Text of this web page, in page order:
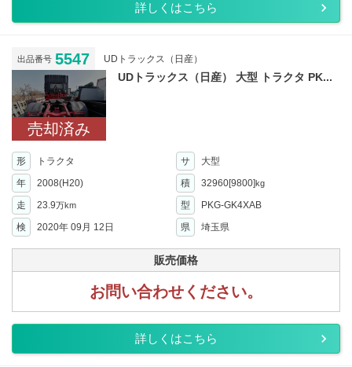
詳しくはこちら
出品番号 5547 UDトラックス（日産）
売却済み
UDトラックス（日産） 大型 トラクタ PK...
形 トラクタ サ
大型
年
2008(H20) 積 32960[9800]kg
走 23.9万km 型
PKG-GK4XAB
検
2020年 09月 12日 県 埼玉県
販売価格
お問い合わせください。
詳しくはこちら